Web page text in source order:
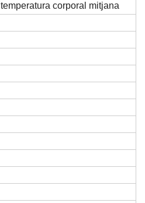
temperatura corporal mitjana